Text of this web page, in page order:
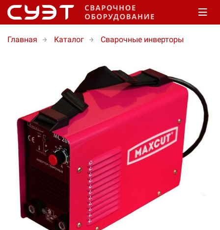
Главная Каталог Сварочные инверторы